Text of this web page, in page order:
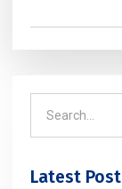
Latest Post